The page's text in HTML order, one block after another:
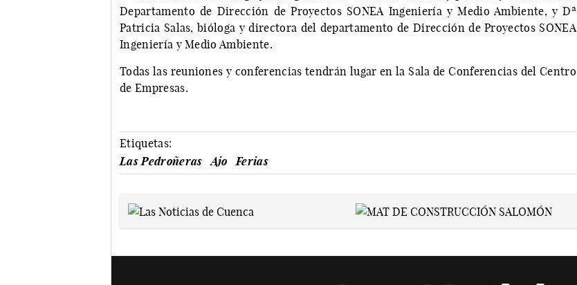
Departamento de Dirección de Proyectos SONEA Ingeniería y Medio Ambiente, y Dª
Patricia Salas, bióloga y directora del departamento de Dirección de Proyectos SONEA
Ingeniería y Medio Ambiente.
Todas las reuniones y conferencias tendrán lugar en la Sala de Conferencias del Centro
de Empresas.
Etiquetas:
Las Pedroñeras
Ajo Ferias